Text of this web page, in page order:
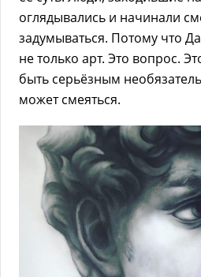
оглядывались и начинали
задумываться. Потому что
не только арт. Это вопрос.
быть серьёзным
может смеяться.